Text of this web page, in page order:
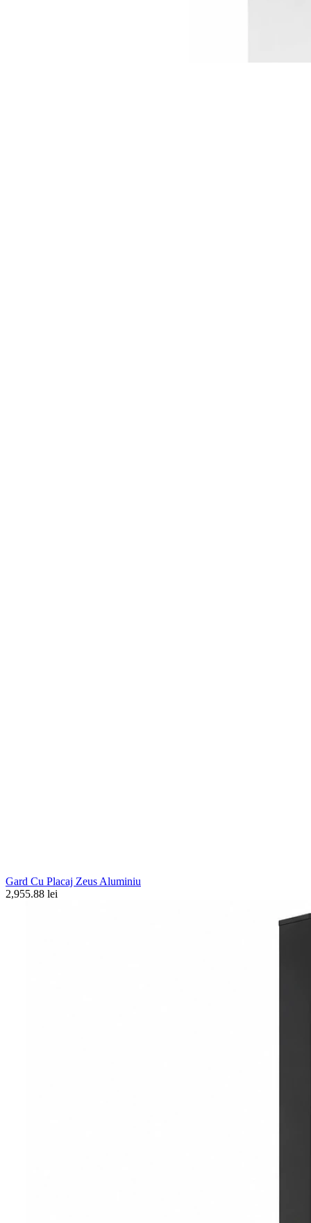
Gard Cu Placaj Zeus Aluminiu
2,955.88 lei